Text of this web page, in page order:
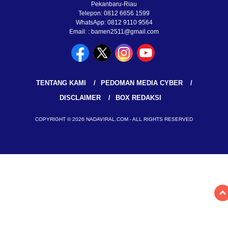
Pekanbaru-Riau
Telepon: 0812 6656 1599
WhatsApp: 0812 9110 9564
Email: : bamen2511@gmail.com
TENTANG KAMI
PEDOMAN MEDIA CYBER
DISCLAIMER
BOX REDAKSI
COPYRIGHT © 2026 NADAVIRAL.COM - ALL RIGHTS RESERVED